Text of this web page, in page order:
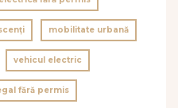
mobilitate urbană
vehicul electric
fără permis